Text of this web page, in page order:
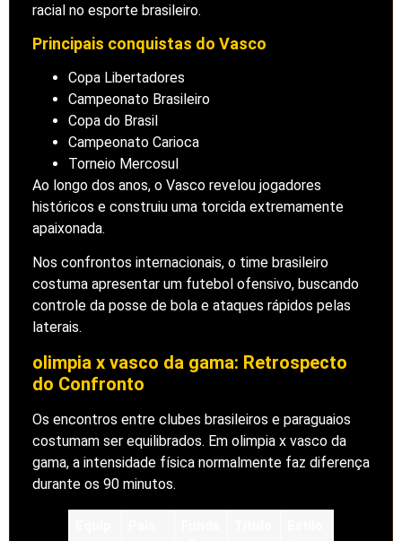
racial no esporte brasileiro.
Principais conquistas do Vasco
Copa Libertadores
Campeonato Brasileiro
Copa do Brasil
Campeonato Carioca
Torneio Mercosul
Ao longo dos anos, o Vasco revelou jogadores
históricos e construiu uma torcida extremamente
apaixonada.
Nos confrontos internacionais, o time brasileiro
costuma apresentar um futebol ofensivo, buscando
controle da posse de bola e ataques rápidos pelas
laterais.
olimpia x vasco da gama: Retrospecto
do Confronto
Os encontros entre clubes brasileiros e paraguaios
costumam ser equilibrados. Em olimpia x vasco da
gama, a intensidade física normalmente faz diferença
durante os 90 minutos.